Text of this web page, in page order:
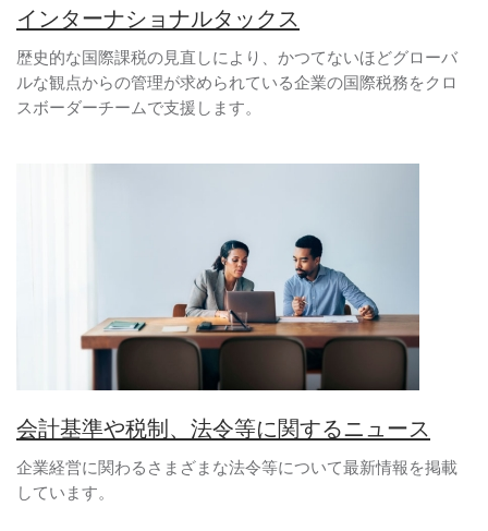
インターナショナルタックス
歴史的な国際課税の見直しにより、かつてないほどグローバ
ルな観点からの管理が求められている企業の国際税務をクロ
スボーダーチームで支援します。
会計基準や税制、法令等に関するニュース
企業経営に関わるさまざまな法令等について最新情報を掲載
しています。